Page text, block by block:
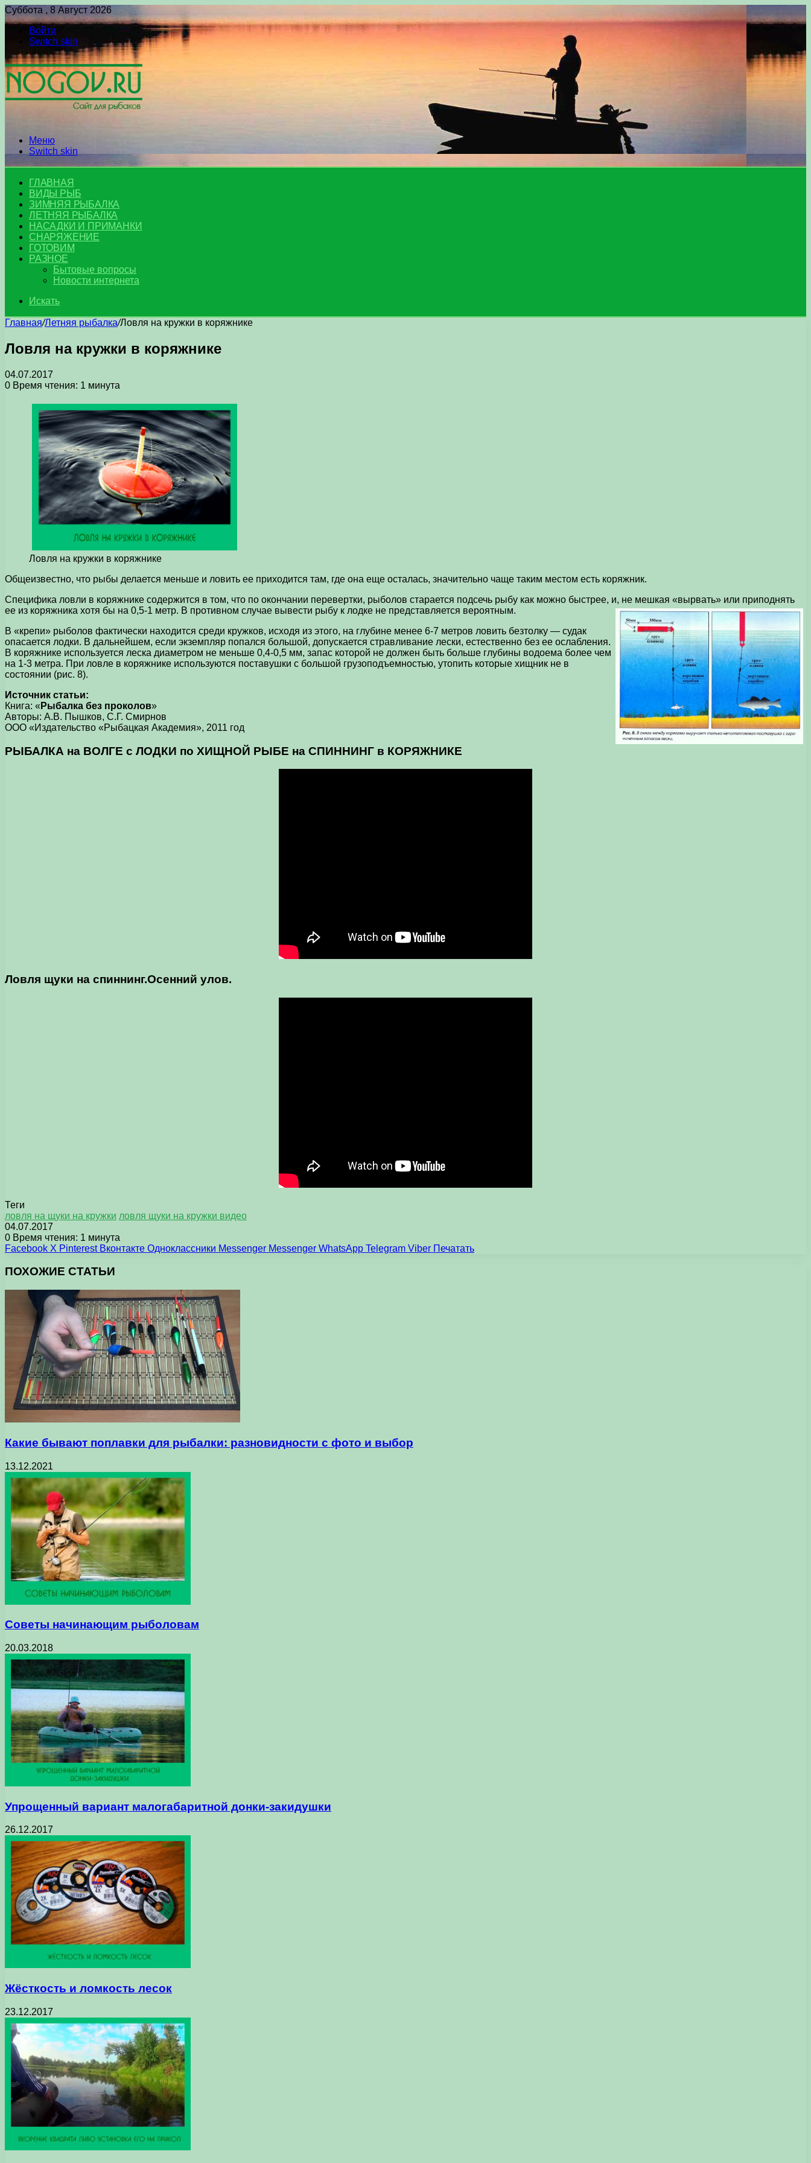
Суббота , 8 Август 2026
Войти
Switch skin
Меню
Switch skin
ГЛАВНАЯ
ВИДЫ РЫБ
ЗИМНЯЯ РЫБАЛКА
ЛЕТНЯЯ РЫБАЛКА
НАСАДКИ И ПРИМАНКИ
СНАРЯЖЕНИЕ
ГОТОВИМ
РАЗНОЕ
Бытовые вопросы
Новости интернета
Искать
Главная/Летняя рыбалка/Ловля на кружки в коряжнике
Ловля на кружки в коряжнике
04.07.2017
0 Время чтения: 1 минута
Ловля на кружки в коряжнике
Общеизвестно, что рыбы делается меньше и ловить ее приходится там, где она еще осталась, значительно чаще таким местом есть коряжник.
Специфика ловли в коряжнике содержится в том, что по окончании перевертки, рыболов старается подсечь рыбу как можно быстрее, и, не мешкая «вырвать» или приподнять
ее из коряжника хотя бы на 0,5-1 метр. В противном случае вывести рыбу к лодке не представляется вероятным.
В «крепи» рыболов фактически находится среди кружков, исходя из этого, на глубине менее 6-7 метров ловить безтолку — судак
опасается лодки. В дальнейшем, если экземпляр попался большой, допускается стравливание лески, естественно без ее ослабления.
В коряжнике используется леска диаметром не меньше 0,4-0,5 мм, запас которой не должен быть больше глубины водоема более чем
на 1-3 метра. При ловле в коряжнике используются поставушки с большой грузоподъемностью, утопить которые хищник не в
состоянии (рис. 8).
Источник статьи:
Книга: « Рыбалка без проколов»
Авторы: А.В. Пышков, С.Г. Смирнов
ООО «Издательство «Рыбацкая Академия», 2011 год
РЫБАЛКА на ВОЛГЕ с ЛОДКИ по ХИЩНОЙ РЫБЕ на СПИННИНГ в КОРЯЖНИКЕ
Ловля щуки на спиннинг.Осенний улов.
Теги
ловля на щуки на кружки ловля щуки на кружки видео
04.07.2017
0 Время чтения: 1 минута
Facebook X Pinterest Вконтакте Одноклассники Messenger Messenger WhatsApp Telegram Viber Печатать
ПОХОЖИЕ СТАТЬИ
Какие бывают поплавки для рыбалки: разновидности с фото и выбор
13.12.2021
Советы начинающим рыболовам
20.03.2018
Упрощенный вариант малогабаритной донки-закидушки
26.12.2017
Жёсткость и ломкость лесок
23.12.2017